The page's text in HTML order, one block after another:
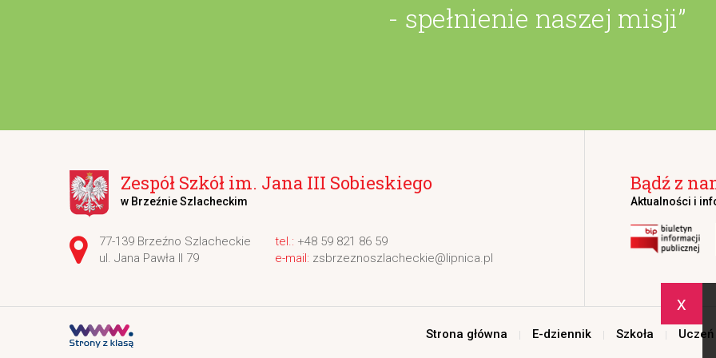
x
- spełnienie naszej misji”
Zespół Szkół im. Jana III Sobieskiego
w Brzeźnie Szlacheckim
Adres pocztowy:
77-139 Brzeźno Szlacheckie
ul. Jana Pawła II 79
+48 59 821 86 59
zsbrzeznoszlacheckie@lipnica.pl
Bądź z
Aktualności i
Strona główna E-dziennik Szkoła Uczeń